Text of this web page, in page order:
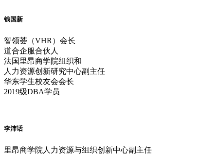
钱国新
智领荟（VHR）会长
道合企服合伙人
法国里昂商学院组织和
人力资源创新研究中心副主任
华东学生校友会会长
2019级DBA学员
李沛话
里昂商学院人力资源与组织创新中心副主任